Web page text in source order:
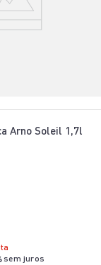
Arno Soleil 1,7l
sem juros